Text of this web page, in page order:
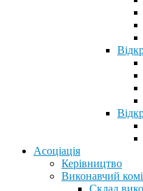
Асоціація
Керівництво
Виконавчий
Склад